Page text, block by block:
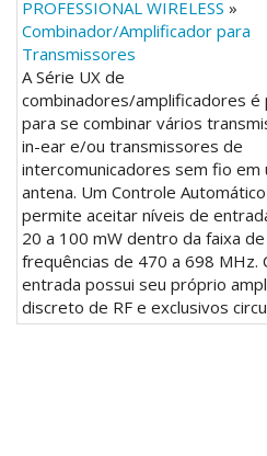
PROFESSIONAL WIRELESS »
Combinador/Amplificador para
Transmissores
A Série UX de
combinadores/amplificadores é
para se combinar vários
in-ear e/ou transmissores de
intercomunicadores sem fio em
antena. Um Controle
permite aceitar níveis de
20 a 100 mW dentro da faixa de
frequências de 470 a 698 MHz.
entrada possui seu próprio
discreto de RF e exclusivos